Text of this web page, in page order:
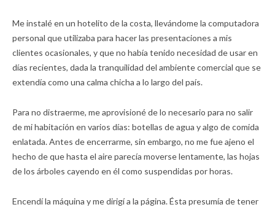
Me instalé en un hotelito de la costa, llevándome la computadora
personal que utilizaba para hacer las presentaciones a mis
clientes ocasionales, y que no había tenido necesidad de usar en
días recientes, dada la tranquilidad del ambiente comercial que se
extendía como una calma chicha a lo largo del país.
Para no distraerme, me aprovisioné de lo necesario para no salir
de mi habitación en varios días: botellas de agua y algo de comida
enlatada. Antes de encerrarme, sin embargo, no me fue ajeno el
hecho de que hasta el aire parecía moverse lentamente, las hojas
de los árboles cayendo en él como suspendidas por horas.
Encendí la máquina y me dirigí a la página. Ésta presumía de tener